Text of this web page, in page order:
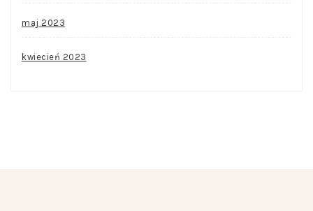
maj 2023
kwiecień 2023